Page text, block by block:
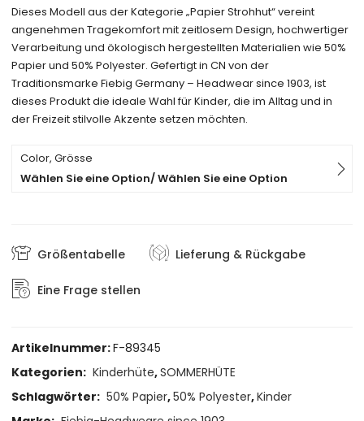
Dieses Modell aus der Kategorie „Papier Strohhut“ vereint
angenehmen Tragekomfort mit zeitlosem Design, hochwertiger
Verarbeitung und ökologisch hergestellten Materialien wie 50%
Papier und 50% Polyester. Gefertigt in CN von der
Traditionsmarke Fiebig Germany – Headwear since 1903, ist
dieses Produkt die ideale Wahl für Kinder, die im Alltag und in
der Freizeit stilvolle Akzente setzen möchten.
Color, Grösse
Wählen Sie eine Option/ Wählen Sie eine Option
Größentabelle Lieferung & Rückgabe
Eine Frage stellen
Artikelnummer:F-89345
Kategorien: Kinderhüte,SOMMERHÜTE
Schlagwörter: 50% Papier,50% Polyester,Kinder